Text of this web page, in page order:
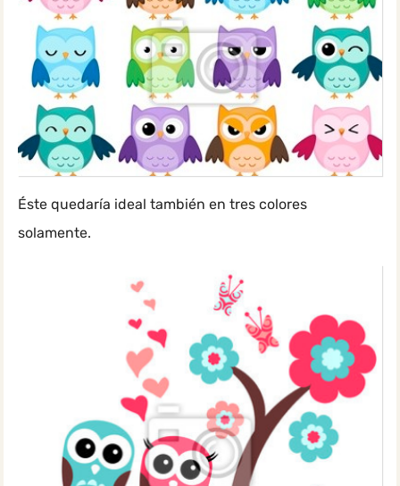
Éste quedaría ideal también en tres colores
solamente.